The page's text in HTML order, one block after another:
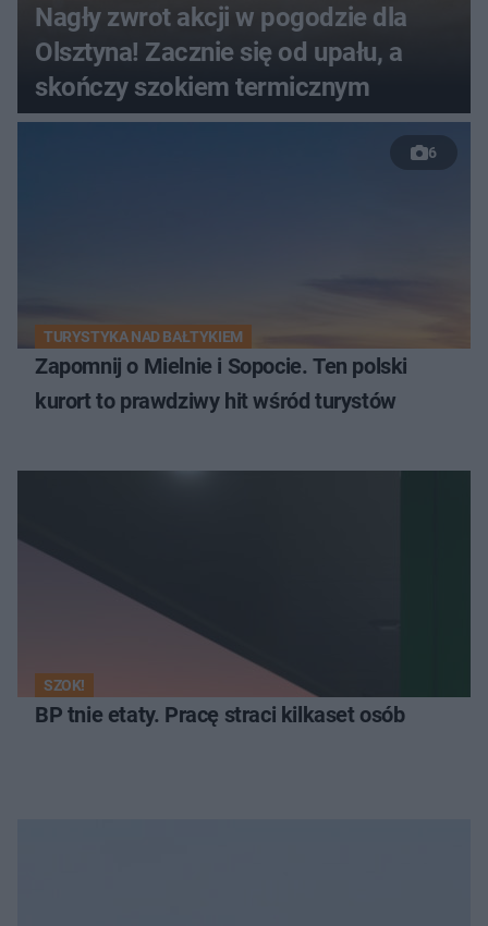
Nagły zwrot akcji w pogodzie dla
Olsztyna! Zacznie się od upału, a
skończy szokiem termicznym
6
TURYSTYKA NAD BAŁTYKIEM
Zapomnij o Mielnie i Sopocie. Ten polski
kurort to prawdziwy hit wśród turystów
SZOK!
BP tnie etaty. Pracę straci kilkaset osób